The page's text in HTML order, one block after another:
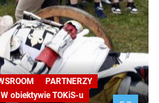
NEWSROOM
PARTNERZY
Tucholskie wieści
W obiektywie